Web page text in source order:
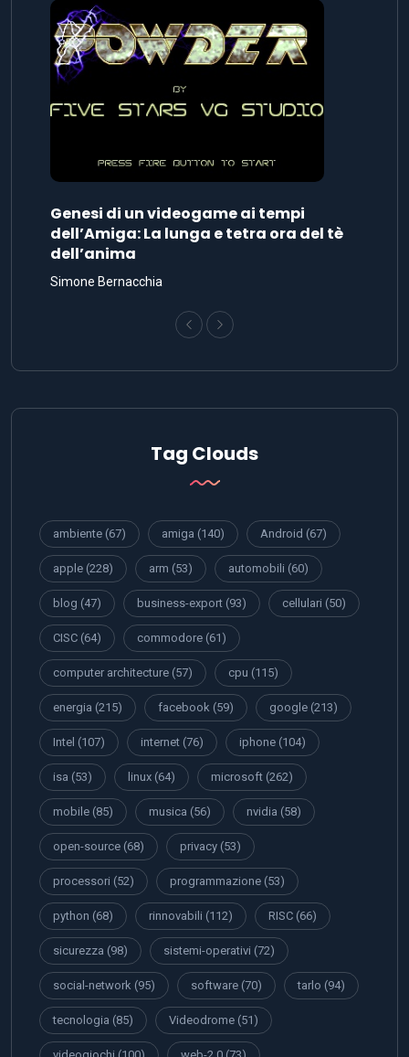
Genesi di un videogame ai tempi
dell’Amiga: La lunga e tetra ora del tè
dell’anima
Simone Bernacchia
Tag Clouds
ambiente (67) amiga (140) Android (67)
apple (228) arm (53) automobili (60)
blog (47) business-export (93) cellulari (50)
CISC (64) commodore (61)
computer architecture (57) cpu (115)
energia (215) facebook (59) google (213)
Intel (107) internet (76) iphone (104)
isa (53) linux (64) microsoft (262)
mobile (85) musica (56) nvidia (58)
open-source (68) privacy (53)
processori (52) programmazione (53)
python (68) rinnovabili (112) RISC (66)
sicurezza (98) sistemi-operativi (72)
social-network (95) software (70) tarlo (94)
tecnologia (85) Videodrome (51)